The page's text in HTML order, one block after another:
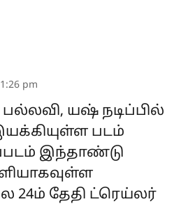
pm
பல்லவி, யஷ் நடிப்பில்
படம்
இந்தாண்டு
24ம் தேதி ட்ரெய்லர்